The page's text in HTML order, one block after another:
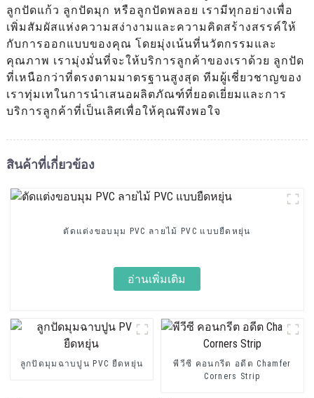
ลูกปัดแก้ว ลูกปัดมุก หรือลูกปัดพลอย เรามีทุกอย่างเพื่อ
เพิ่มสัมผัสแห่งความสง่างามและความคิดสร้างสรรค์ให้
กับการออกแบบของคุณ โดยมุ่งเน้นที่นวัตกรรมและ
คุณภาพ เรามุ่งมั่นที่จะให้บริการลูกค้าของเราด้วย ลูกปัด
ที่เหนือกว่าที่ตรงตามมาตรฐานสูงสุด ทีมผู้เชี่ยวชาญของ
เราทุ่มเทในการนำเสนอผลิตภัณฑ์ที่ยอดเยี่ยมและการ
บริการลูกค้าที่เป็นเลิศเพื่อให้คุณพึงพอใจ
สินค้าที่เกี่ยวข้อง
ตัดแต่งขอบมุม PVC ลายไม้ PVC แบบยืดหยุ่น
อ่านเพิ่มเติม
ลูกปัดมุมฉาบปูน PVC ยืดหยุ่น
พีวีซี คอนกรีต อดีต Chamfer
Corners Strip